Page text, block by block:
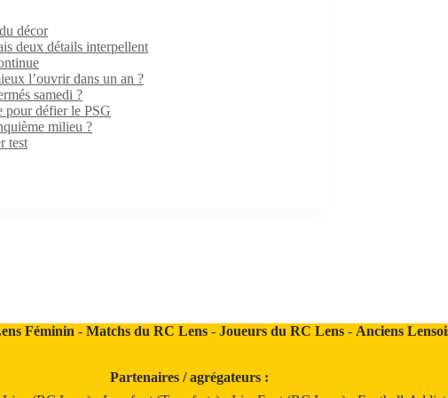
décor
deux détails interpellent
l’ouvrir dans un an ?
samedi ?
pour défier le PSG
milieu ?
test
Féminin - Matchs du RC Lens- Joueurs du RC Lens- Anciens
Partenaires / agrégateurs :